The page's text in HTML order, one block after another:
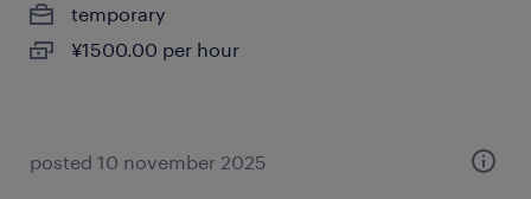
temporary
¥1500.00 per hour
posted 10 november 2025